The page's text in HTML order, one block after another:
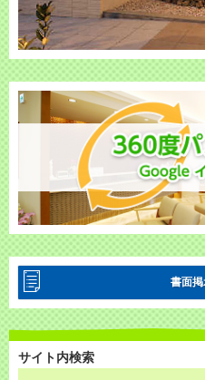
書面
当院は療担規則に則り明細書については無償
後発医薬品があるお薬については、患者様
サイト内検索